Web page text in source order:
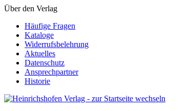
Über den Verlag
Häufige Fragen
Kataloge
Widerrufsbelehrung
Aktuelles
Datenschutz
Ansprechpartner
Historie